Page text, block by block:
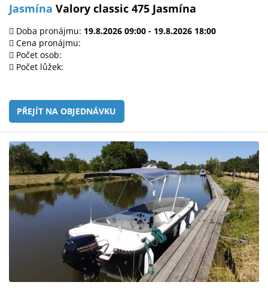
Jasmína Valory classic 475 Jasmína
Doba pronájmu: 19.8.2026 09:00 - 19.8.2026 18:00
Cena pronájmu:
Počet osob:
Počet lůžek:
PŘEJÍT NA OBJEDNÁVKU